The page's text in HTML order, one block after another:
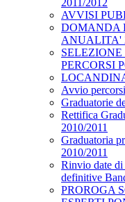
2011/2012
AVVISI
DOMANDA
ANUALITA'
PERCORSI
Avvio
Graduatorie
Rettifica
2010/2011
Graduatoria
2010/2011
Rinvio date di
definitive
PROROGA